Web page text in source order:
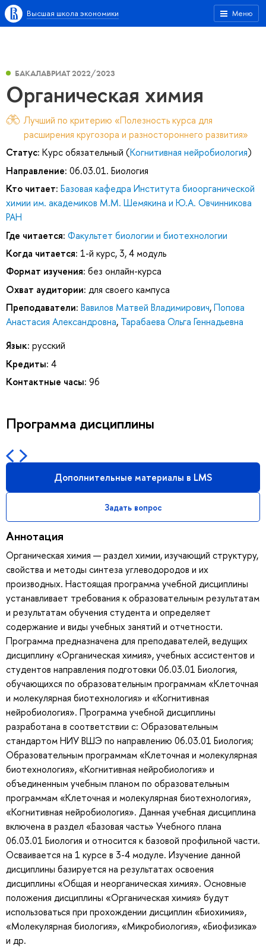
Меню
Высшая школа экономики
БАКАЛАВРИАТ 2022/2023
Органическая химия
Лучший по критерию «Полезность курса для
расширения кругозора и разностороннего развития»
Статус: Курс обязательный (Когнитивная нейробиология)
Направление: 06.03.01. Биология
Кто читает: Базовая кафедра Института биоорганической
химии им. академиков М.М. Шемякина и Ю.А. Овчинникова
РАН
Где читается: Факультет биологии и биотехнологии
Когда читается: 1-й курс, 3, 4 модуль
Формат изучения: без онлайн-курса
Охват аудитории: для своего кампуса
Преподаватели: Вавилов Матвей Владимирович,Попова
Анастасия Александровна, Тарабаева Ольга Геннадьевна
Язык: русский
Кредиты: 4
Контактные часы: 96
Программа дисциплины
Дополнительные материалы в LMS
Задать вопрос
Аннотация
Органическая химия — раздел химии, изучающий структуру,
свойства и методы синтеза углеводородов и их
производных. Настоящая программа учебной дисциплины
устанавливает требования к образовательным результатам
и результатам обучения студента и определяет
содержание и виды учебных занятий и отчетности.
Программа предназначена для преподавателей, ведущих
дисциплину «Органическая химия», учебных ассистентов и
студентов направления подготовки 06.03.01 Биология,
обучающихся по образовательным программам «Клеточная
и молекулярная биотехнология» и «Когнитивная
нейробиология». Программа учебной дисциплины
разработана в соответствии с: Образовательным
стандартом НИУ ВШЭ по направлению 06.03.01 Биология;
Образовательным программам «Клеточная и молекулярная
биотехнология», «Когнитивная нейробиология» и
объединенным учебным планом по образовательным
программам «Клеточная и молекулярная биотехнология»,
«Когнитивная нейробиология». Данная учебная дисциплина
включена в раздел «Базовая часть» Учебного плана
06.03.01 Биология и относится к базовой профильной части.
Осваивается на 1 курсе в 3-4 модуле. Изучение данной
дисциплины базируется на результатах освоения
дисциплины «Общая и неорганическая химия». Основные
положения дисциплины «Органическая химия» будут
использоваться при прохождении дисциплин «Биохимия»,
«Молекулярная биология», «Микробиология», «Биофизика»
и др.